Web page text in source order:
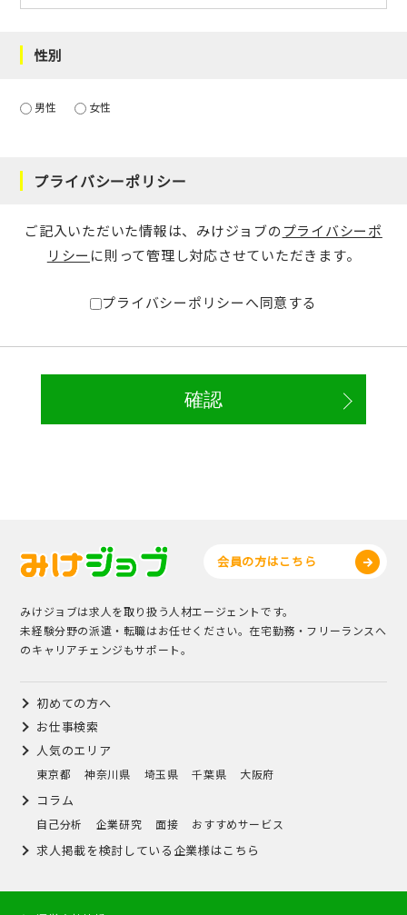
性別
男性 女性
プライバシーポリシー
ご記入いただいた情報は、みけジョブのプライバシーポ
リシー に則って管理し対応させていただきます。
プライバシーポリシーへ同意する
会員の方はこちら
みけジョブは求人を取り扱う人材エージェントです。
未経験分野の派遣・転職はお任せください。在宅勤務・フリーランスへ
のキャリアチェンジもサポート。
初めての方へ
お仕事検索
人気のエリア
東京都 神奈川県 埼玉県 千葉県 大阪府
コラム
自己分析 企業研究 面接 おすすめサービス
求人掲載を検討している企業様はこちら